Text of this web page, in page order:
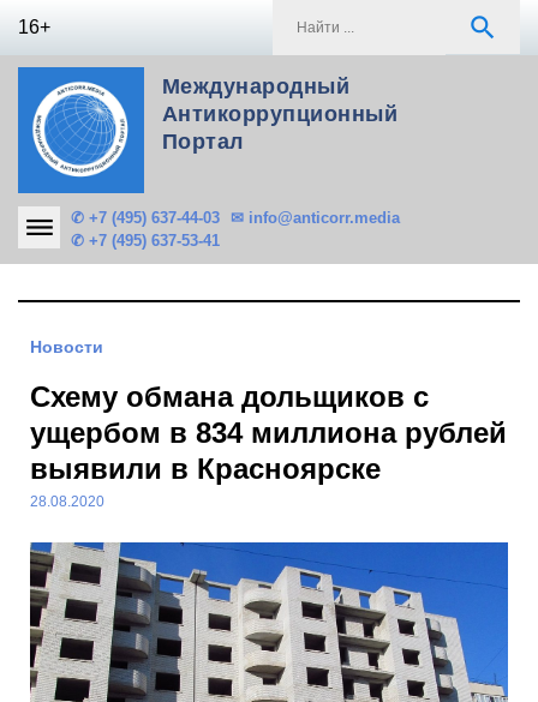
16+ search
Международный
Антикоррупционный
Портал
✆ +7 (495) 637-44-03
✆ +7 (495) 637-53-41
✉ info@anticorr.media
Новости
Схему обмана дольщиков с
ущербом в 834 миллиона рублей
выявили в Красноярске
28.08.2020